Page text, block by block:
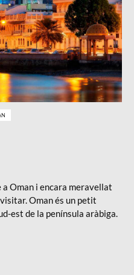
Oman i encara meravellat
Oman és un petit
est de la península aràbiga.